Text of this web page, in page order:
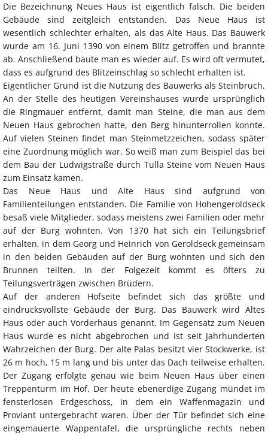
Die Bezeichnung Neues Haus ist eigentlich falsch. Die beiden
Gebäude sind zeitgleich entstanden. Das Neue Haus ist
wesentlich schlechter erhalten, als das Alte Haus. Das Bauwerk
wurde am 16. Juni 1390 von einem Blitz getroffen und brannte
ab. Anschließend baute man es wieder auf. Es wird oft vermutet,
dass es aufgrund des Blitzeinschlag so schlecht erhalten ist.
Eigentlicher Grund ist die Nutzung des Bauwerks als Steinbruch.
An der Stelle des heutigen Vereinshauses wurde ursprünglich
die Ringmauer entfernt, damit man Steine, die man aus dem
Neuen Haus gebrochen hatte, den Berg hinunterrollen konnte.
Auf vielen Steinen findet man Steinmetzzeichen, sodass später
eine Zuordnung möglich war. So weiß man zum Beispiel das bei
dem Bau der Ludwigstraße durch Tulla Steine vom Neuen Haus
zum Einsatz kamen.
Das Neue Haus und Alte Haus sind aufgrund von
Familienteilungen entstanden. Die Familie von Hohengeroldseck
besaß viele Mitglieder, sodass meistens zwei Familien oder mehr
auf der Burg wohnten. Von 1370 hat sich ein Teilungsbrief
erhalten, in dem Georg und Heinrich von Geroldseck gemeinsam
in den beiden Gebäuden auf der Burg wohnten und sich den
Brunnen teilten. In der Folgezeit kommt es öfters zu
Teilungsverträgen zwischen Brüdern.
Auf der anderen Hofseite befindet sich das größte und
eindrucksvollste Gebäude der Burg. Das Bauwerk wird Altes
Haus oder auch Vorderhaus genannt. Im Gegensatz zum Neuen
Haus wurde es nicht abgebrochen und ist seit Jahrhunderten
Wahrzeichen der Burg. Der alte Palas besitzt vier Stockwerke, ist
26 m hoch, 15 m lang und bis unter das Dach teilweise erhalten.
Der Zugang erfolgte genau wie beim Neuen Haus über einen
Treppenturm im Hof. Der heute ebenerdige Zugang mündet im
fensterlosen Erdgeschoss, in dem ein Waffenmagazin und
Proviant untergebracht waren. Über der Tür befindet sich eine
eingemauerte Wappentafel, die ursprüngliche rechts neben